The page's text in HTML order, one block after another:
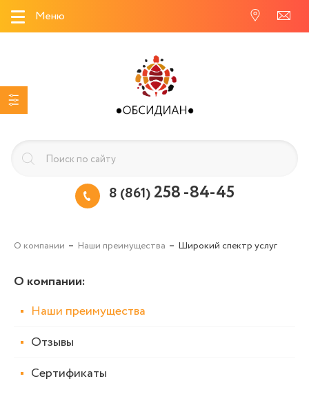
Меню
8 (861)258 -84-45
О компании Наши преимущества Широкий спектр услуг
О компании:
Наши преимущества
Отзывы
Сертификаты